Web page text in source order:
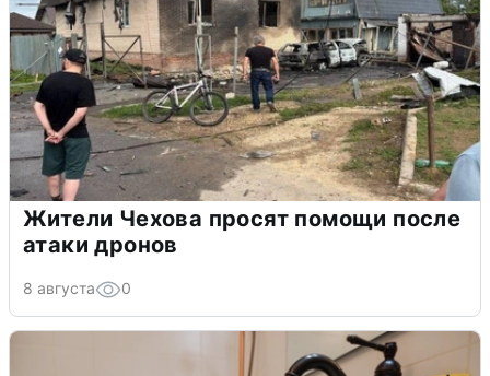
Жители Чехова просят помощи после
атаки дронов
8 августа 0